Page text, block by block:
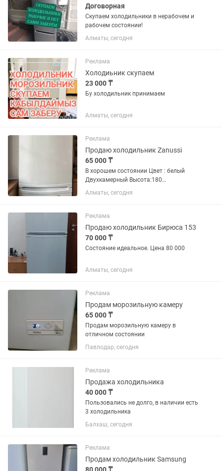
Договорная
Скупаем холодильники в нерабочем и
рабочем состоянии!
Алматы, сегодня
Реклама
Холодиьник скупаем
23 000 ₸
Бу холодильник принимаем
Алматы, сегодня
Реклама
Продаю холодильник Zanussi
65 000 ₸
В хорошем состоянии Цвет : белый
Двухкамерный Высота:180
Ширина:6060
Алматы, сегодня
Реклама
Продаю холодильник Бирюса 153
70 000 ₸
Состояние идеальное. Цена 80 000
Алматы, сегодня
Реклама
Продам морозильную камеру
65 000 ₸
Продам морозильную камеру в
отличном состоянии
Павлодар, сегодня
Реклама
Продажа холодильника
40 000 ₸
Пользовались не долго, в наличии есть
3 холодильника
Балхаш, сегодня
Реклама
Продам холодильник Samsung